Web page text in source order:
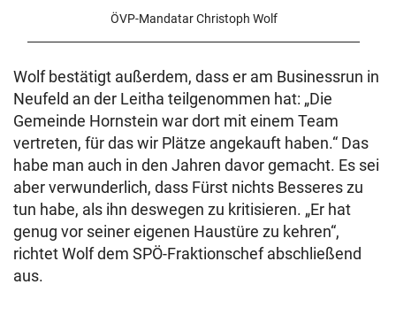
ÖVP-Mandatar Christoph Wolf
Wolf bestätigt außerdem, dass er am Businessrun in
Neufeld an der Leitha teilgenommen hat: „Die
Gemeinde Hornstein war dort mit einem Team
vertreten, für das wir Plätze angekauft haben.“ Das
habe man auch in den Jahren davor gemacht. Es sei
aber verwunderlich, dass Fürst nichts Besseres zu
tun habe, als ihn deswegen zu kritisieren. „Er hat
genug vor seiner eigenen Haustüre zu kehren“,
richtet Wolf dem SPÖ-Fraktionschef abschließend
aus.